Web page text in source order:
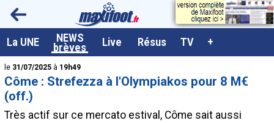
La UNE NEWS
brèves Live Résus TV +
<
le 31/07/2025 à 19h49
Côme : Strefezza à l'Olympiakos pour 8 M€
(off.)
Très actif sur ce mercato estival, Côme sait aussi
A la UNE
Dernières brèves
Live / Matchs en direct
Résultats et Classements